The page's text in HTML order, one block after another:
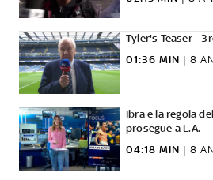
Tyler's Teaser -
01:36 MIN | 8
Ibra e la regola
prosegue a L.A.
04:18 MIN | 8